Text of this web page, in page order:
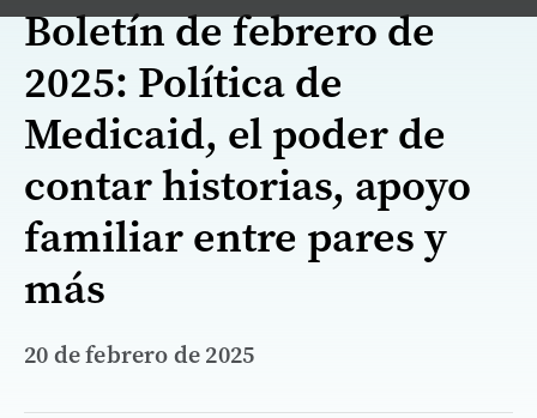
Boletín de febrero de
2025: Política de
Medicaid, el poder de
contar historias, apoyo
familiar entre pares y
más
20 de febrero de 2025